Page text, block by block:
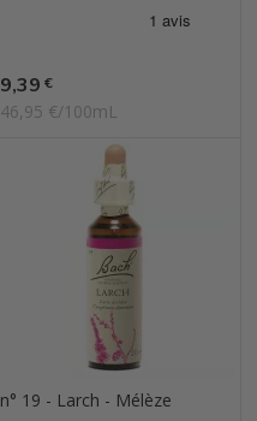
Prix
9,39 €
46,95 €/100mL
n° 19 - Larch - Mélèze